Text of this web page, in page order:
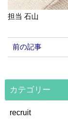
担当 石山
前の記事
カテゴリー
recruit